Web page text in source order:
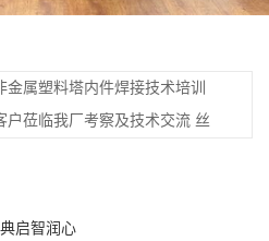
金属塑料塔内件焊接技术培训
户莅临我厂考察及技术交流 丝
启智润心